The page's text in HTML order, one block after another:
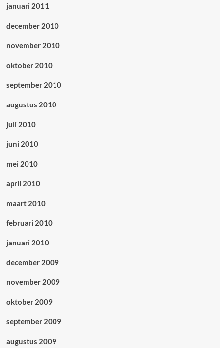
januari 2011
december 2010
november 2010
oktober 2010
september 2010
augustus 2010
juli 2010
juni 2010
mei 2010
april 2010
maart 2010
februari 2010
januari 2010
december 2009
november 2009
oktober 2009
september 2009
augustus 2009